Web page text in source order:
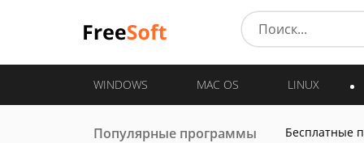
WINDOWS MAC OS LINUX
Популярные программы Бесплатные